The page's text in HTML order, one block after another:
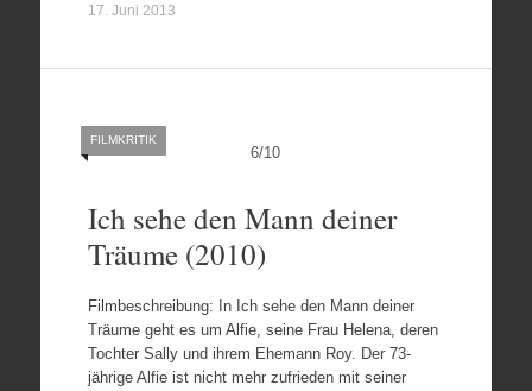
17. Juni 2013
6/10
FILMKRITIK
Ich sehe den Mann deiner
Träume (2010)
Filmbeschreibung: In Ich sehe den Mann deiner
Träume geht es um Alfie, seine Frau Helena, deren
Tochter Sally und ihrem Ehemann Roy. Der 73-
jährige Alfie ist nicht mehr zufrieden mit seiner